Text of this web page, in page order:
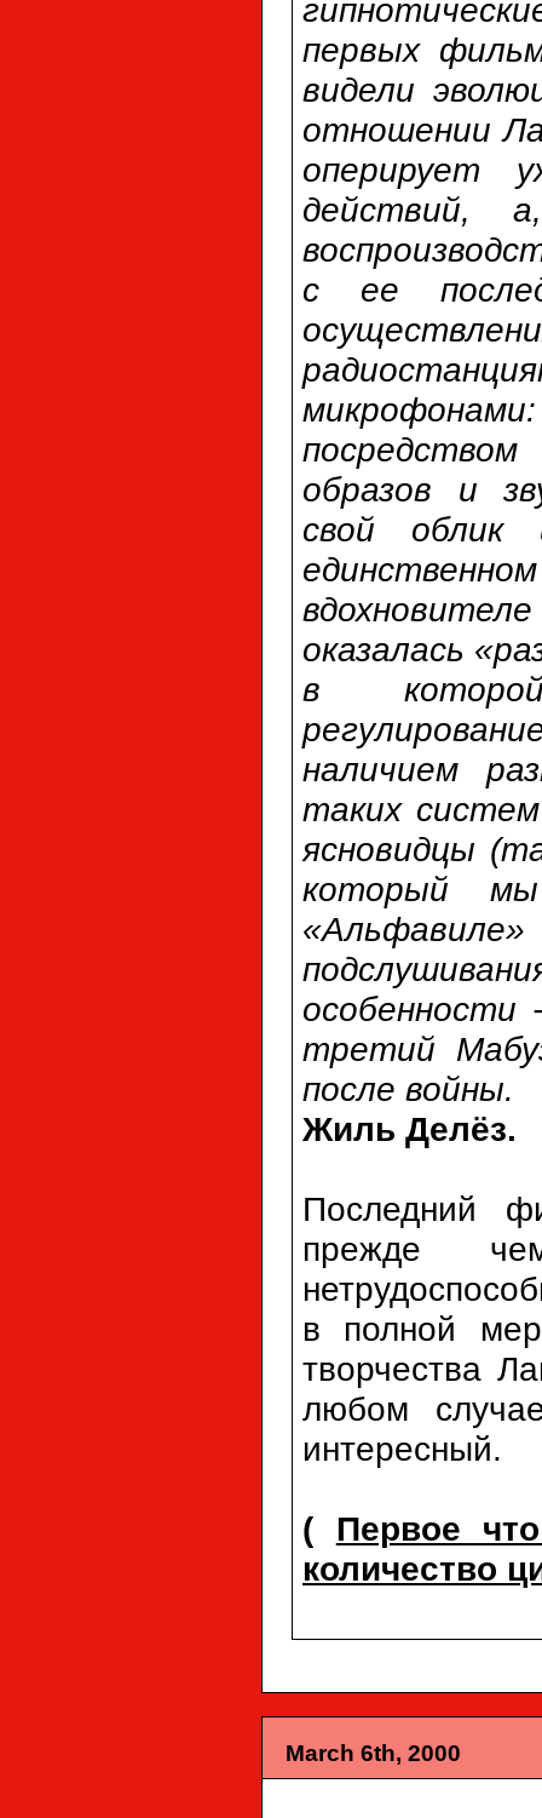
первых
видели
отношении
оперирует
действий,
с ее
образов и
свой
оказалась
в
наличием
таких
ясновидцы
который
особенности
третий
после войны.
Жиль Делёз.
Последний
прежде
в полной
творчества
любом
интересный.
( Первое
количество
March 6th, 2000